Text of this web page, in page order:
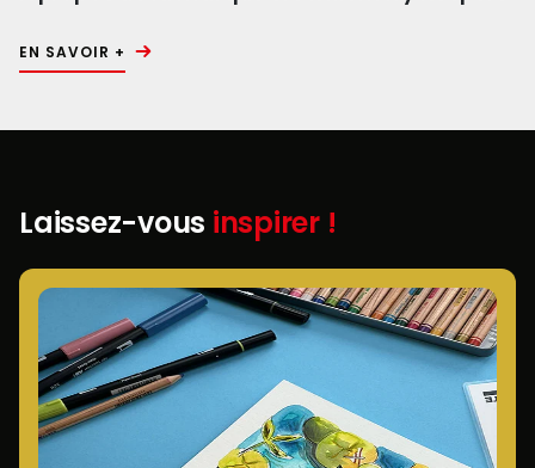
EN SAVOIR +
Laissez-vous inspirer !